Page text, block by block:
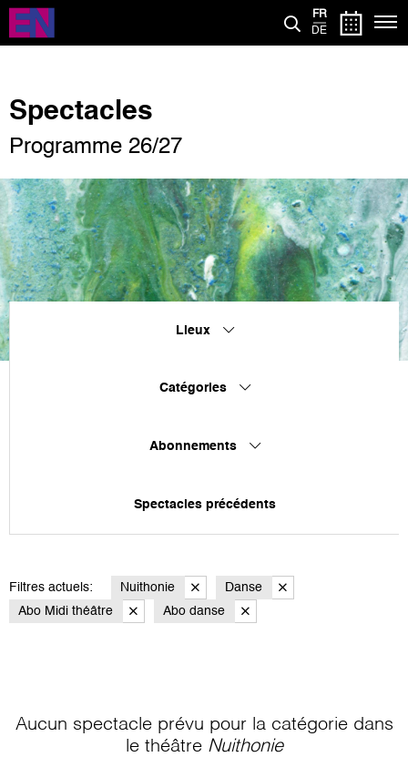
Aller
contenu
FR
DE
Spectacles
Programme 26/27
Lieux
Catégories
Abonnements
Spectacles précédents
Filtres actuels: Nuithonie
Danse
Abo Midi théâtre
Abo danse
Aucun spectacle prévu pour la catégorie dans
le théâtre Nuithonie